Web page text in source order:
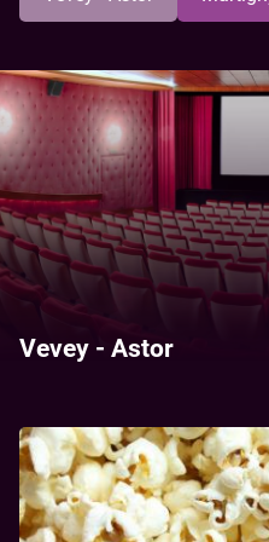
Vevey - Astor